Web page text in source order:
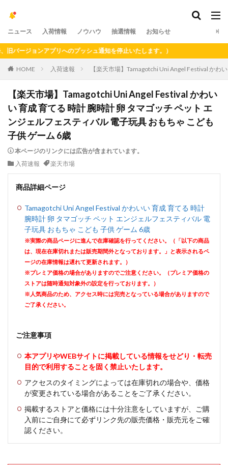
ニュース 入荷情報 ノウハウ 抽選情報 お知らせ
ジョンアプリへのプッシュ通知を停止いたします。）
HOME 入荷速報 【楽天市場】Tamagotchi Uni Angel Festival かわ
【楽天市場】Tamagotchi Uni Angel Festival かわい
い 育成 育てる 時計 腕時計 卵 タマゴッチ ペット エ
ンジェルフェスティバル 電子玩具 おもちゃ こども
子供 ゲーム 6歳
本ページのリンクには広告が含まれています。
入荷速報
楽天市場
商品詳細ページ
Tamagotchi Uni Angel Festival かわいい 育成 育てる 時計
腕時計 卵 タマゴッチ ペット エンジェルフェスティバル 電
子玩具 おもちゃ こども 子供 ゲーム 6歳
※実際の商品ページに進んで在庫確認を行ってください。（「以下の商品
は、現在在庫切れまたは販売期間外となっております。」と表示されるペ
ージの在庫情報は遅れて更新されます。）
※プレミア価格の場合がありますのでご注意ください。（プレミア価格の
ストアは随時通知対象外の設定を行っております。）
※人気商品のため、アクセス時には完売となっている場合がありますので
ご了承ください。
ご注意事項
本アプリやWEBサイトに掲載している情報をせどり・転売
目的で利用することを固く禁止いたします。
アクセスのタイミングによっては在庫切れの場合や、価格
が変更されている場合があることをご了承ください。
掲載するストアと価格には十分注意をしていますが、ご購
入前にご自身にて必ずリンク先の販売価格・販売元をご確
認ください。